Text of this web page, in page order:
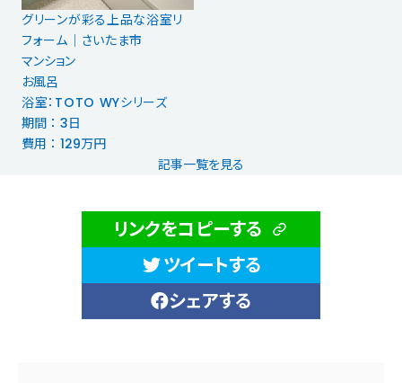
グリーンが彩る上品な浴室リ
フォーム｜さいたま市
マンション
お風呂
浴室：TOTO WYシリーズ
期間 ： 3日
費用 ： 129万円
記事一覧を見る
リンクをコピーする
ツイートする
シェアする